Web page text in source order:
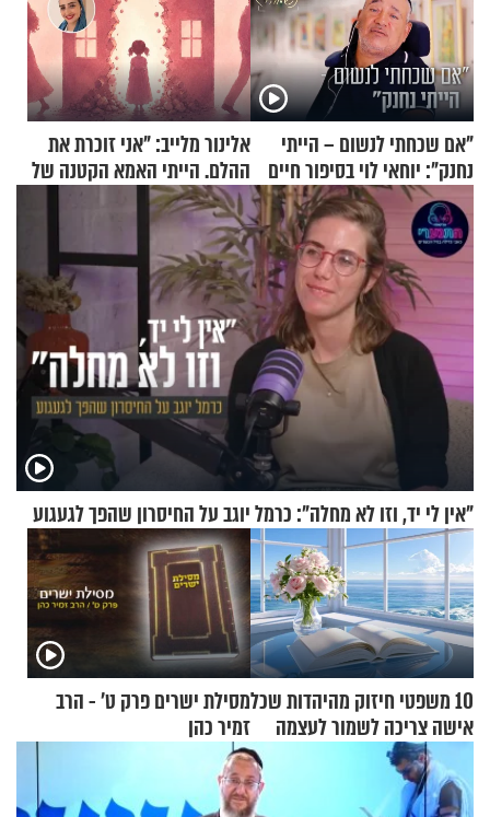
"אם שכחתי לנשום – הייתי
נחנק": יוחאי לוי בסיפור חיים
מעורר השראה
אלינור מלייב: "אני זוכרת את
ההלם. הייתי האמא הקטנה של
הבית"
"אין לי יד, וזו לא מחלה": כרמל יוגב על החיסרון שהפך לגעגוע
10 משפטי חיזוק מהיהדות שכל
אישה צריכה לשמור לעצמה
מסילת ישרים פרק ט’ - הרב
זמיר כהן